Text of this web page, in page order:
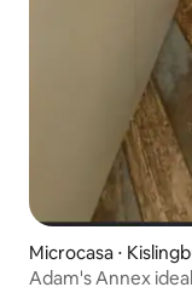
Microcasa ⋅
Adam's Annex